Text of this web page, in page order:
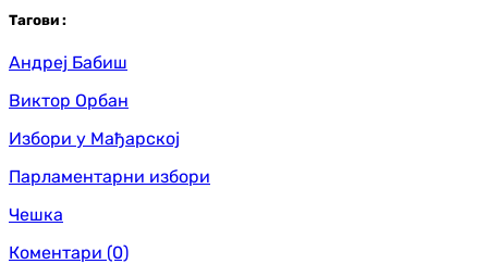
Тагови :
Андреј Бабиш
Виктор Орбан
Избори у Мађарској
Парламентарни избори
Чешка
Коментари (0)